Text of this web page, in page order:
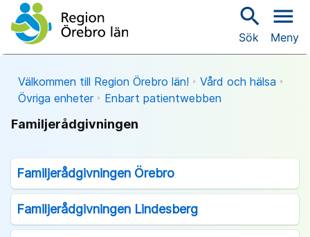
search
Sök
menu
Meny
Välkommen till Region Örebro län!
Vård och hälsa
Övriga enheter
Enbart patientwebben
Familjerådgivningen
Familjerådgivningen Örebro
Familjerådgivningen Lindesberg